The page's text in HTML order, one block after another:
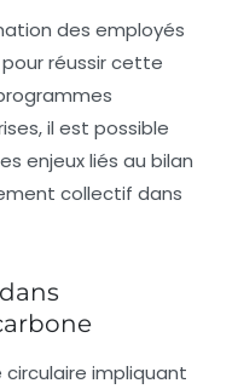
des employés
réussir cette
il est possible
enjeux liés au bilan
collectif dans
impliquant